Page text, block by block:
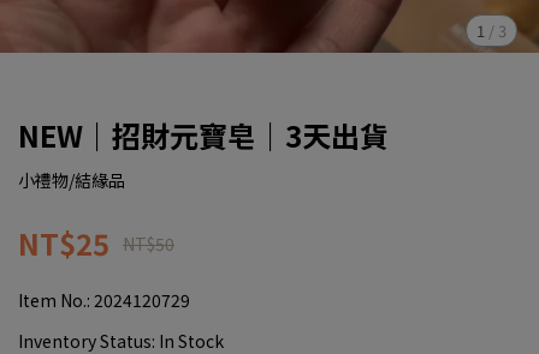
1 / 3
NEW｜招財元寶皂｜3天出貨
小禮物/結緣品
NT$25 NT$50
Item No.: 2024120729
Inventory Status: In Stock